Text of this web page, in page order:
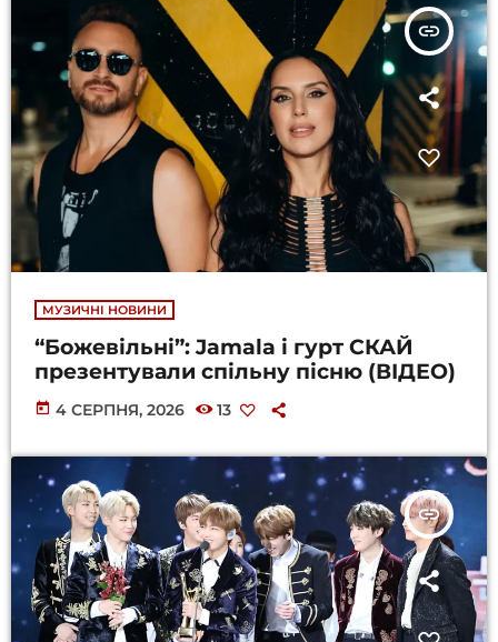
insert_link
МУЗИЧНІ НОВИНИ
“Божевільні”: Jamala і гурт СКАЙ
презентували спільну пісню (ВІДЕО)
today 4 СЕРПНЯ, 2026 13
insert_link